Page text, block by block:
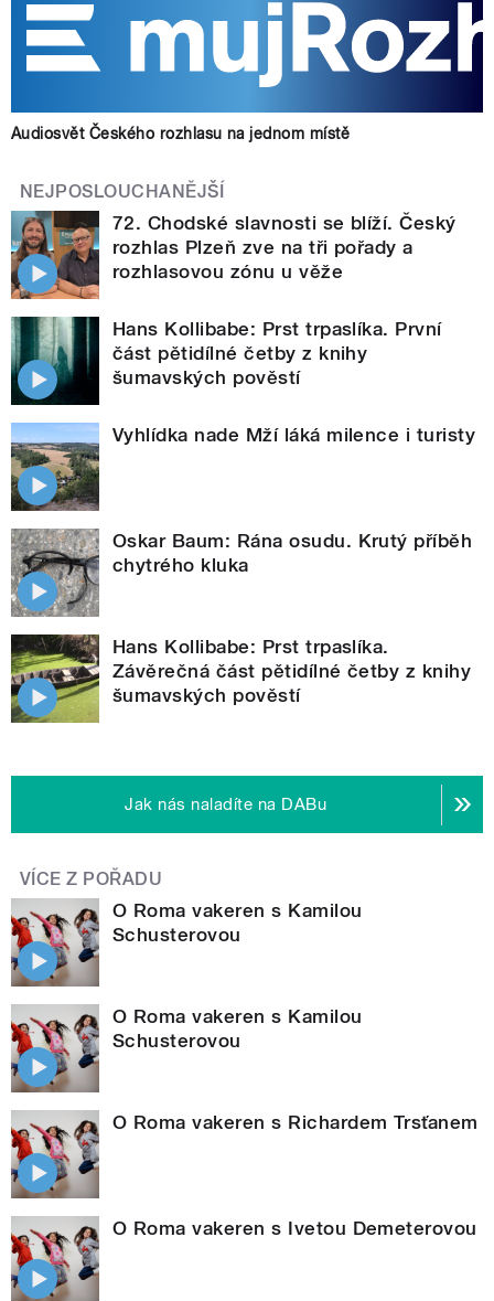
Audiosvět Českého rozhlasu na jednom místě
NEJPOSLOUCHANĚJŠÍ
72. Chodské slavnosti se blíží. Český
rozhlas Plzeň zve na tři pořady a
rozhlasovou zónu u věže
Hans Kollibabe: Prst trpaslíka. První
část pětidílné četby z knihy
šumavských pověstí
Vyhlídka nade Mží láká milence i turisty
Oskar Baum: Rána osudu. Krutý příběh
chytrého kluka
Hans Kollibabe: Prst trpaslíka.
Závěrečná část pětidílné četby z knihy
šumavských pověstí
Jak nás naladíte na DABu
VÍCE Z POŘADU
O Roma vakeren s Kamilou
Schusterovou
O Roma vakeren s Kamilou
Schusterovou
O Roma vakeren s Richardem Trsťanem
O Roma vakeren s Ivetou Demeterovou